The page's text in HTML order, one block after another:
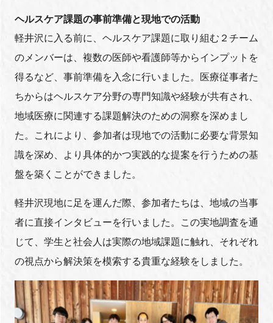
ヘルスケア課題の事前準備と現地での活動
軽井沢に入る前に、ヘルスケア課題に取り組む２チーム
のメンバーは、複数の医師や看護師等からインプットを
得るなど、事前準備を入念に行いました。医療従事者た
ちからはヘルスケア分野の専門知識や経験が共有され、
地域医療に関連する課題解決のための洞察を深めまし
た。これにより、参加者は現地での活動に必要な背景知
識を深め、より具体的かつ実践的な提案を行うための基
盤を築くことができました。
軽井沢現地に足を運んだ際、参加者たちは、地域の当事
者に直接インタビューを行いました。この実地調査を通
じて、学生と社会人は実際の地域課題に触れ、それぞれ
の視点から解決策を模索する貴重な経験をしました。